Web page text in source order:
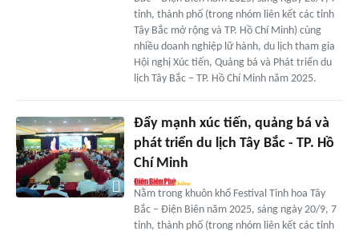
tỉnh, thành phố (trong nhóm liên kết các tỉnh
Tây Bắc mở rộng và TP. Hồ Chí Minh) cùng
nhiều doanh nghiệp lữ hành, du lịch tham gia
Hội nghị Xúc tiến, Quảng bá và Phát triển du
lịch Tây Bắc – TP. Hồ Chí Minh năm 2025.
Đẩy mạnh xúc tiến, quảng bá và
phát triển du lịch Tây Bắc - TP. Hồ
Chí Minh
Nằm trong khuôn khổ Festival Tinh hoa Tây
Bắc – Điện Biên năm 2025, sáng ngày 20/9, 7
tỉnh, thành phố (trong nhóm liên kết các tỉnh